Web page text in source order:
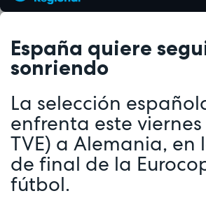
España quiere
sonriendo
La selección
enfrenta este viernes
TVE) a Alemania, en
de final de la
fútbol.